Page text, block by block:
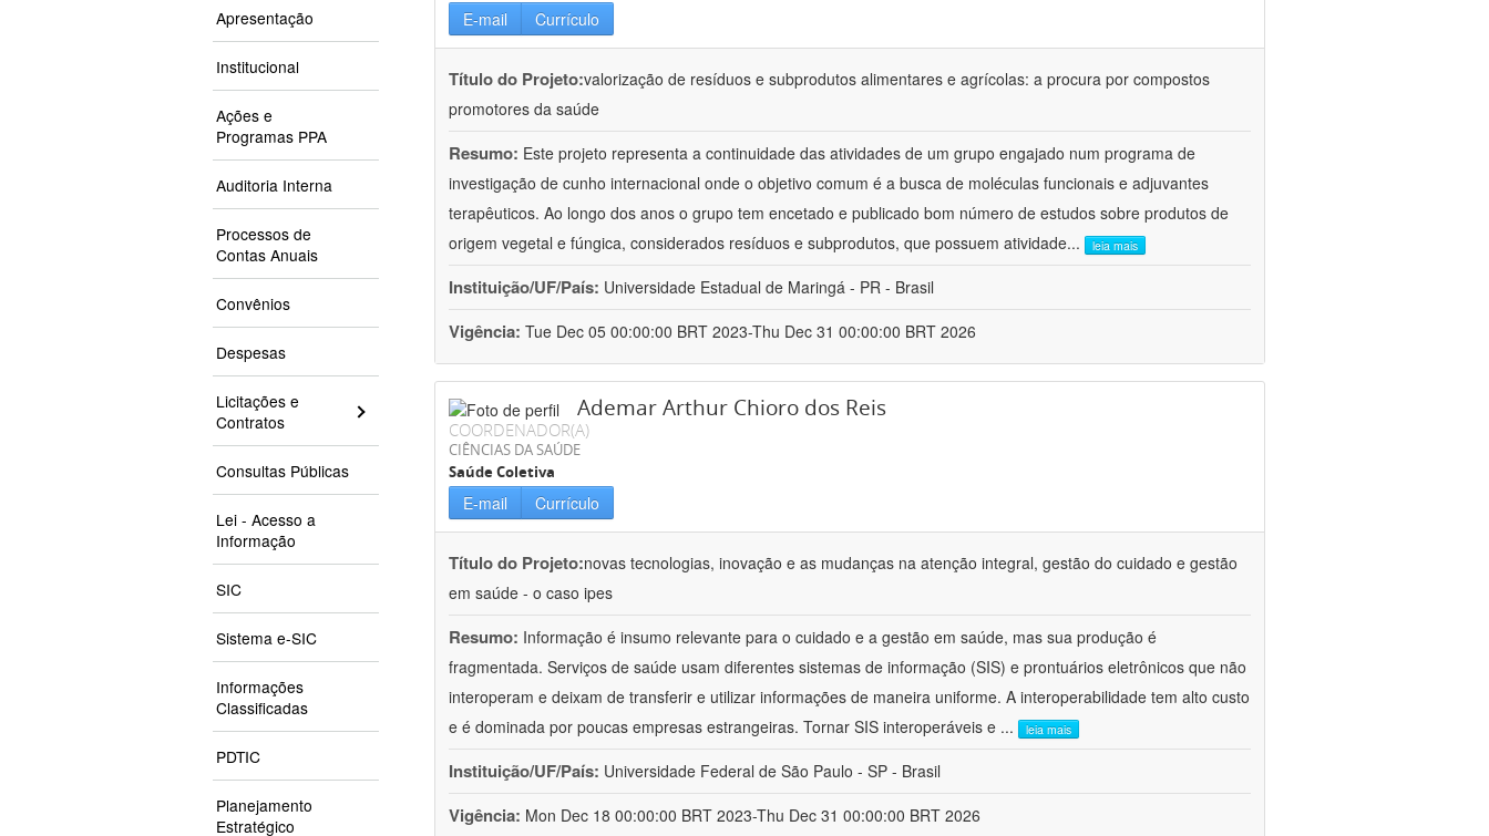
Apresentação
Institucional
Ações e
Programas PPA
Auditoria Interna
Processos de
Contas Anuais
Convênios
Despesas
Licitações e
Contratos
Consultas Públicas
Lei - Acesso a
Informação
SIC
Sistema e-SIC
Informações
Classificadas
PDTIC
Planejamento
Estratégico
E-mail Currículo
Título do Projeto:valorização de resíduos e subprodutos alimentares e agrícolas: a procura por compostos
promotores da saúde
Resumo: Este projeto representa a continuidade das atividades de um grupo engajado num programa de
investigação de cunho internacional onde o objetivo comum é a busca de moléculas funcionais e adjuvantes
terapêuticos. Ao longo dos anos o grupo tem encetado e publicado bom número de estudos sobre produtos de
origem vegetal e fúngica, considerados resíduos e subprodutos, que possuem atividade... leia mais
Instituição/UF/País: Universidade Estadual de Maringá - PR - Brasil
Vigência: Tue Dec 05 00:00:00 BRT 2023-Thu Dec 31 00:00:00 BRT 2026
Ademar Arthur Chioro dos Reis
COORDENADOR(A)
CIÊNCIAS DA SAÚDE
Saúde Coletiva
E-mail Currículo
Título do Projeto:novas tecnologias, inovação e as mudanças na atenção integral, gestão do cuidado e gestão
em saúde - o caso ipes
Resumo: Informação é insumo relevante para o cuidado e a gestão em saúde, mas sua produção é
fragmentada. Serviços de saúde usam diferentes sistemas de informação (SIS) e prontuários eletrônicos que não
interoperam e deixam de transferir e utilizar informações de maneira uniforme. A interoperabilidade tem alto custo
e é dominada por poucas empresas estrangeiras. Tornar SIS interoperáveis e ... leia mais
Instituição/UF/País: Universidade Federal de São Paulo - SP - Brasil
Vigência: Mon Dec 18 00:00:00 BRT 2023-Thu Dec 31 00:00:00 BRT 2026